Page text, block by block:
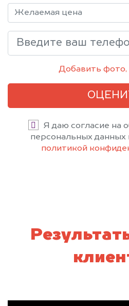
Добавить фото,
Я даю согласие на
персональных данных
политикой